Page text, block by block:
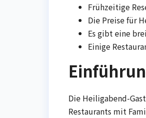
Frühzeitige
Die Preise für
Es gibt eine
Einige
Die Heiligabend-
Restaurants mit